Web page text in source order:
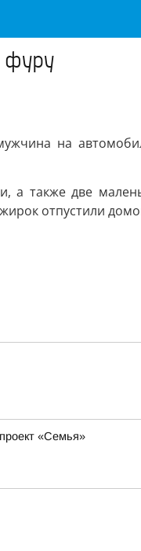
фуру
на
а также две
отпустили
«Семья»